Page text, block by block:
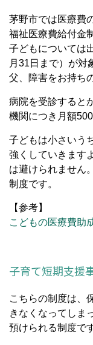
茅野市では医療費
福祉医療費給付金
子どもについては
月31日まで）が対
父、障害をお持ち
病院を受診すると
機関につき月額
子どもは小さいう
強くしていきます
は避けられません
制度です。
【参考】
こどもの医療費助
子育て短期支援
こちらの制度は、
きなくなってしま
預けられる制度で